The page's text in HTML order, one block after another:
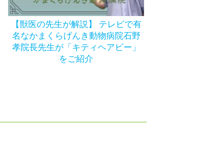
【獣医の先生が解説】 テレビで有
名なかまくらげんき動物病院石野
孝院長先生が「キティヘアビー」
をご紹介